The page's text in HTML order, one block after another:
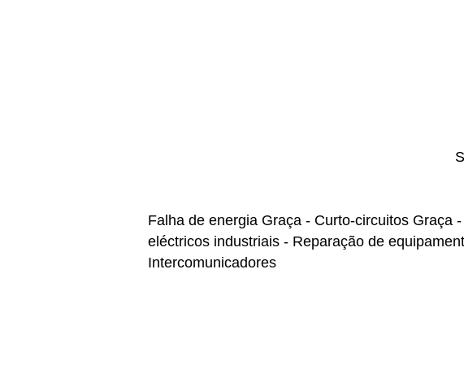
Falha de energia Graça - Curto-circuitos Graça
eléctricos industriais - Reparação de
Intercomunicadores